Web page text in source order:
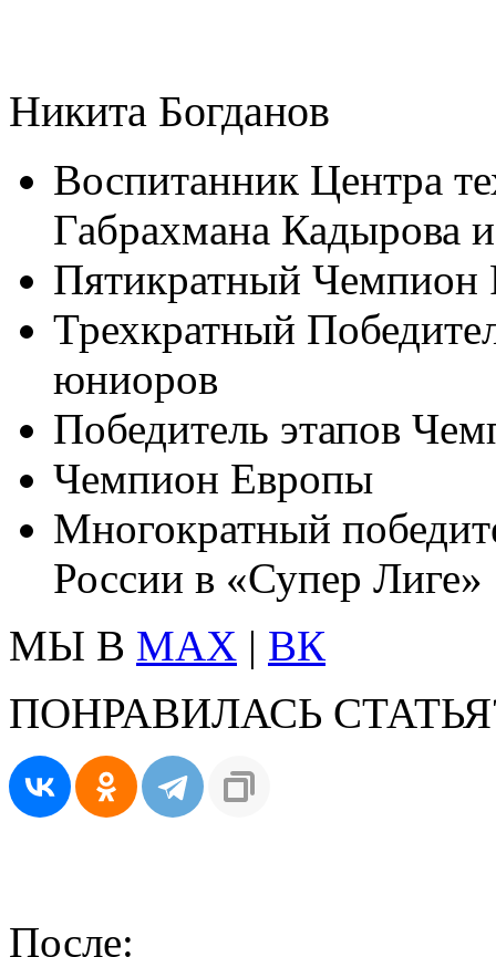
Никита Богданов
Воспитанник Центра
Габрахмана Кадырова
Пятикратный Чемпион
Трехкратный
юниоров
Победитель этапов
Чемпион Европы
Многократный
России в «Супер Лиге»
МЫ В MAX | ВК
ПОНРАВИЛАСЬ
После: